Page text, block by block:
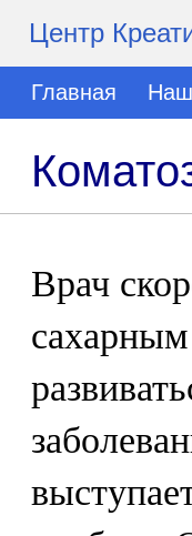
Центр
Главная
Врач